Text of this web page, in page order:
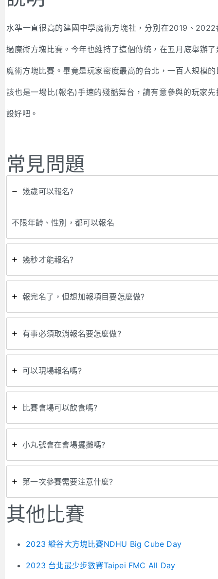
水準一直很高的建國中學魔術方塊社，分別在2019、2022
過魔術方塊比賽。今年也維持了這個傳統，在五月底舉辦了
魔術方塊比賽。畢竟是玩家密度最高的台北，一百人規模的
該也是一場比(報名)手速的殘酷舞台，請有意參與的玩家先
設好吧。
常見問題
幾歲可以報名?
不限年齡、性別，都可以報名
幾秒才能報名?
報完名了，但想加報項目要怎麼做?
有事必須取消報名要怎麼做?
可以現場報名嗎?
比賽會場可以飲食嗎?
小丸號會在會場擺攤嗎?
第一次參賽需要注意什麼?
其他比賽
2023 縱谷大方塊比賽NDHU Big Cube Day
2023 台北最少步數賽Taipei FMC All Day